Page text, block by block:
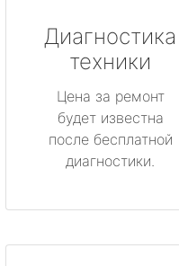
Диагностика
техники
Цена за ремонт
будет известна
после бесплатной
диагностики.